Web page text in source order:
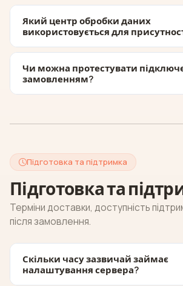
Який центр обробки даних
використовується для
Чи можна протестувати
замовленням?
Підготовка та підтримка
Підготовка та
Терміни доставки, доступність
після замовлення.
Скільки часу зазвичай займає
налаштування сервера?